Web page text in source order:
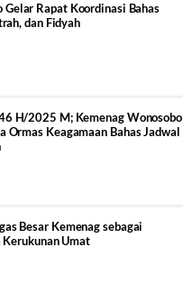
Gelar Rapat Koordinasi Bahas
dan Fidyah
H/2025 M; Kemenag Wonosobo
Ormas Keagamaan Bahas Jadwal
Besar Kemenag sebagai
Umat